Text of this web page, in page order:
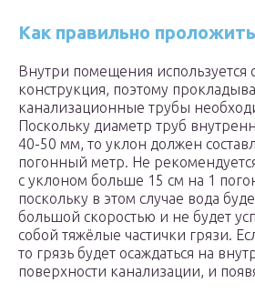
Как правильно
Внутри помещения используется
конструкция, поэтому
канализационные трубы
Поскольку диаметр труб
40-50 мм, то уклон должен
погонный метр. Не
с уклоном больше 15 см на 1
поскольку в этом случае вода
большой скоростью и не будет
собой тяжёлые частички грязи.
то грязь будет осаждаться на
поверхности канализации, и